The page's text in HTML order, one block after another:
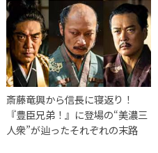
斎藤竜興から信長に寝返り！
『豊臣兄弟！』に登場の“美濃三
人衆”が辿ったそれぞれの末路